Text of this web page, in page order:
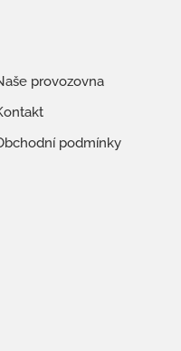
provozovna
podmínky